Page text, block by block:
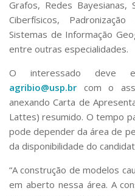
Grafos, Redes Bayesianas,
Ciberfísicos,
Sistemas de Informação
entre outras especialidades.
O interessado deve
agribio@usp.br com o
anexando Carta de
Lattes) resumido. O tempo
pode depender da área de
da disponibilidade do
“A construção de modelos
em aberto nessa área. A